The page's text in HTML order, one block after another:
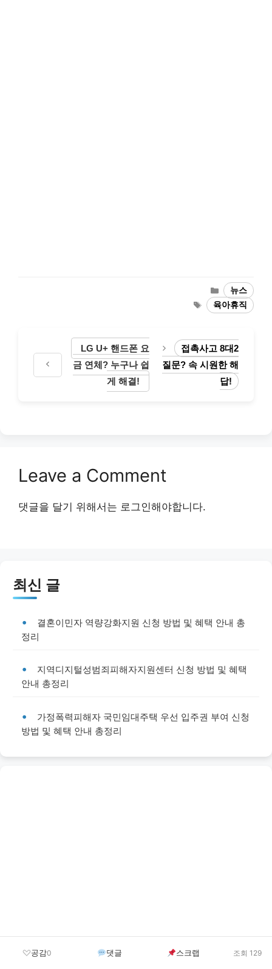
Categories
뉴스
Tags육아휴직
LG U+ 핸드폰 요
금 연체? 누구나 쉽
게 해결!
접촉사고 8대2
질문? 속 시원한 해
답!
Leave a Comment
댓글을 달기 위해서는 로그인해야합니다.
최신 글
결혼이민자 역량강화지원 신청 방법 및 혜택 안내 총
정리
지역디지털성범죄피해자지원센터 신청 방법 및 혜택
안내 총정리
가정폭력피해자 국민임대주택 우선 입주권 부여 신청
방법 및 혜택 안내 총정리
공감0 댓글 스크랩 조회 129